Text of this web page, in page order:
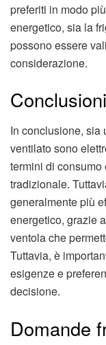
preferiti in modo
energetico, sia la
possono essere
considerazione.
Conclusioni
In conclusione, sia
ventilato sono
termini di
tradizionale.
generalmente più
energetico, grazie
ventola che
Tuttavia, è
esigenze e
decisione.
Domande